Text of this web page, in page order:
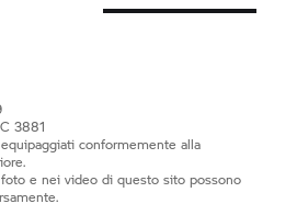
3881
conformemente alla
e nei video di questo sito possono